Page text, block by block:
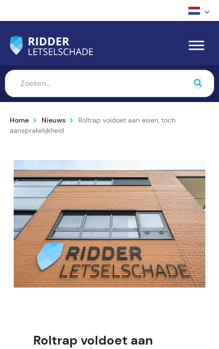
Home Nieuws
Roltrap voldoet aan eisen, toch
aansprakelijkheid
Roltrap voldoet aan